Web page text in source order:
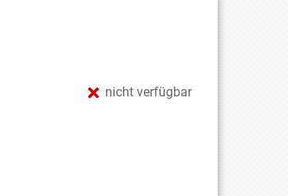
nicht verfügbar